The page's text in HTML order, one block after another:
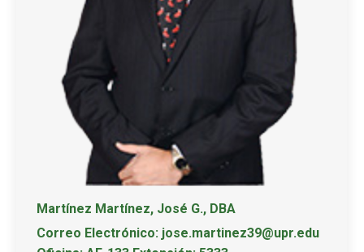
Martínez Martínez, José G., DBA
Correo Electrónico: jose.martinez39@upr.edu